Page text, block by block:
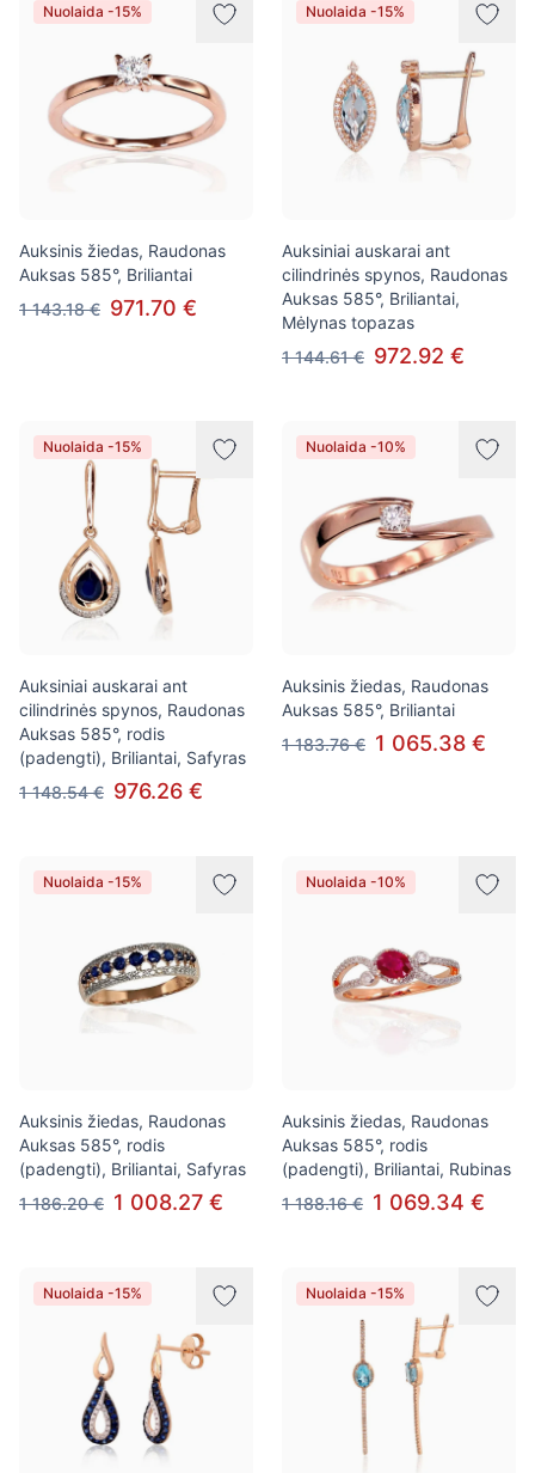
Nuolaida -15%
Auksinis žiedas, Raudonas
Auksas 585°, Briliantai
1 143.18 € 971.70 €
Nuolaida -15%
Auksiniai auskarai ant
cilindrinės spynos, Raudonas
Auksas 585°, Briliantai,
Mėlynas topazas
1 144.61 € 972.92 €
Nuolaida -15%
Auksiniai auskarai ant
cilindrinės spynos, Raudonas
Auksas 585°, rodis
(padengti), Briliantai, Safyras
1 148.54 € 976.26 €
Nuolaida -10%
Auksinis žiedas, Raudonas
Auksas 585°, Briliantai
1 183.76 € 1 065.38 €
Nuolaida -15%
Auksinis žiedas, Raudonas
Auksas 585°, rodis
(padengti), Briliantai, Safyras
1 186.20 € 1 008.27 €
Nuolaida -10%
Auksinis žiedas, Raudonas
Auksas 585°, rodis
(padengti), Briliantai, Rubinas
1 188.16 € 1 069.34 €
Nuolaida -15% Nuolaida -15%